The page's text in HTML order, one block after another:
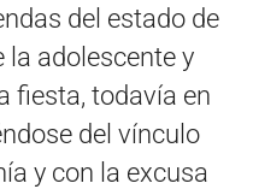
del estado de
la adolescente y
fiesta, todavía en
del vínculo
y con la excusa